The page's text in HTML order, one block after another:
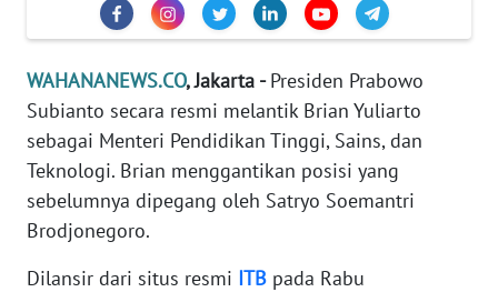
WAHANANEWS.CO, Jakarta -Presiden Prabowo
Subianto secara resmi melantik Brian Yuliarto
sebagai Menteri Pendidikan Tinggi, Sains, dan
Teknologi. Brian menggantikan posisi yang
sebelumnya dipegang oleh Satryo Soemantri
Brodjonegoro.
Dilansir dari situs resmi ITB pada Rabu
BERITA
KONTAK
KAMI
INFO
IKLAN